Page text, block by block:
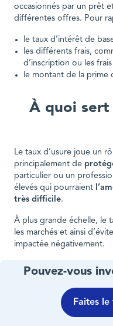
occasionnés par un prêt
différentes offres. Pour
le taux d’intérêt de
les différents frais,
d’inscription ou les
le montant de la prime
À quoi sert
Le taux d’usure joue un
principalement de
particulier ou un
élevés qui pourraient
très difficile.
À plus grande échelle, le
les marchés et ainsi
impactée négativement.
Pouvez-vous
Faites